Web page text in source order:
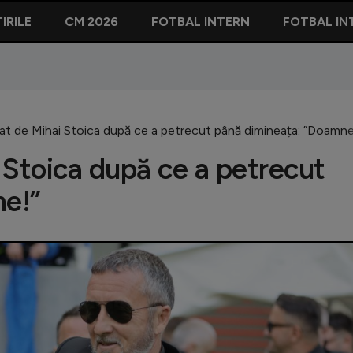
CM 2026 FOTBAL INTERN FOTBAL
de Mihai Stoica după ce a petrecut până dimineața:
după ce a petrecut